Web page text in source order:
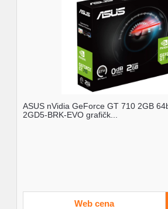
ASUS nVidia GeForce GT 710 2GB
2GD5-BRK-EVO grafičk...
Web cena